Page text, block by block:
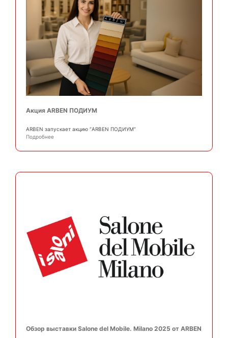
Акция ARBEN ПОДИУМ
АRBEN запускает акцию “ARBEN ПОДИУМ”
Подробнее
Обзор выставки Salone del Mobile. Milano 2025 от ARBEN